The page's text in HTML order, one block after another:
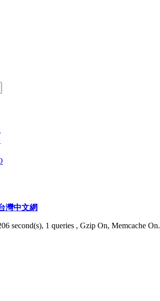
灣中文網
second(s), 1 queries , Gzip On, Memcache On.